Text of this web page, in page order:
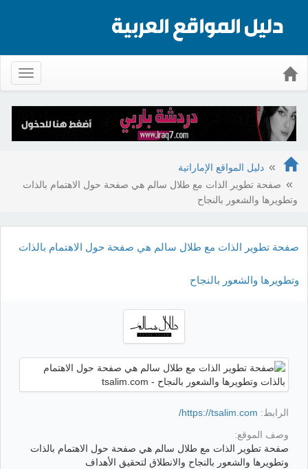
دليل المواقع الإماراتية
صفحة تطوير الذات مع طلال سالم هي صفحة حول الاهتمام بالذات
وتطويرها والشعور بالنجاح
صفحة تطوير الذات مع طلال سالم هي صفحة حول الاهتمام بالذات
وتطويرها والشعور بالنجاح
الرابط: https://tsalim.com/
وصف الموقع:
صفحة تطوير الذات مع طلال سالم هي صفحة حول الاهتمام بالذات
وتطويرها والشعور بالنجاح والانطلاق لتحقيق الأهداف